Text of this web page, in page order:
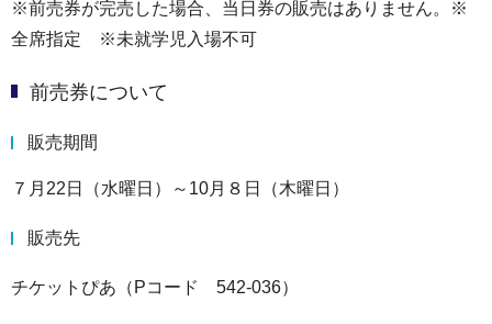
※前売券が完売した場合、当日券の販売はありません。※
全席指定 ※未就学児入場不可
前売券について
販売期間
７月22日（水曜日）～10月８日（木曜日）
販売先
チケットぴあ（Pコード 542-036）